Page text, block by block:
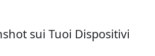
sui Tuoi Dispositivi